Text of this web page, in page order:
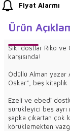
Fiyat Alarmı
Ürün
Sıkı dostlar Riko
karşısında!
Ödüllü Alman yazar
Oskar”, beş
Ezelî ve ebedî
sürükleyici beş
şapka çıkartan çok
körüklemekten